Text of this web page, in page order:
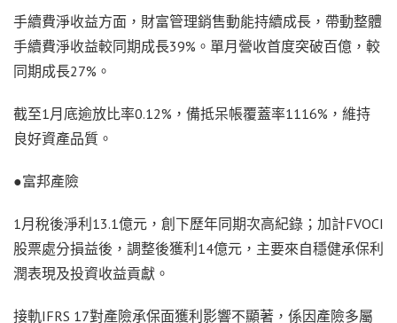
手續費淨收益方面，財富管理銷售動能持續成長，帶動整體
手續費淨收益較同期成長39%。單月營收首度突破百億，較
同期成長27%。
截至1月底逾放比率0.12%，備抵呆帳覆蓋率1116%，維持
良好資產品質。
●富邦產險
1月稅後淨利13.1億元，創下歷年同期次高紀錄；加計FVOCI
股票處分損益後，調整後獲利14億元，主要來自穩健承保利
潤表現及投資收益貢獻。
接軌IFRS 17對產險承保面獲利影響不顯著，係因產險多屬